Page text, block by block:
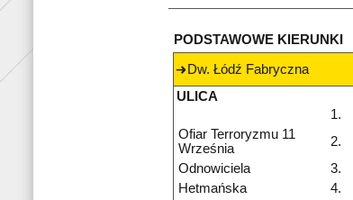
PODSTAWOWE KIERUNKI
Dw. Łódź Fabryczna
ULICA
1.
Ofiar Terroryzmu 11
Września
2.
Odnowiciela 3.
Hetmańska
4.